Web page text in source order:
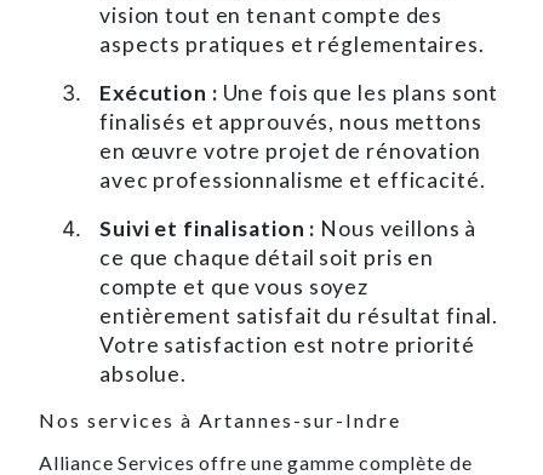
vision tout en tenant compte des
aspects pratiques et réglementaires.
Exécution : Une fois que les plans sont
finalisés et approuvés, nous mettons
en œuvre votre projet de rénovation
avec professionnalisme et efficacité.
Suivi et finalisation : Nous veillons à
ce que chaque détail soit pris en
compte et que vous soyez
entièrement satisfait du résultat final.
Votre satisfaction est notre priorité
absolue.
Nos services à Artannes-sur-Indre
Alliance Services offre une gamme complète de